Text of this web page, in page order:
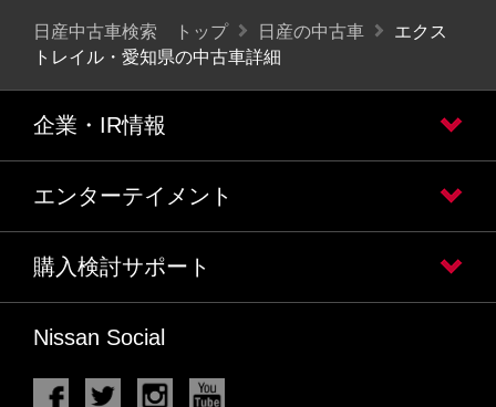
日産中古車検索 トップ 日産の中古車
エクス
トレイル・愛知県の中古車詳細
企業・IR情報
エンターテイメント
購入検討サポート
Nissan Social